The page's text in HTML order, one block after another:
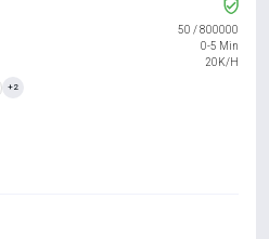
50 /800000
0-5 Min
20K/H
+2